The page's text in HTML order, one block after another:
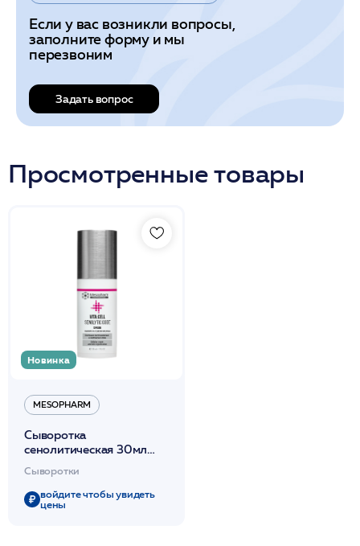
Если у вас возникли вопросы,
заполните форму и мы
перезвоним
Задать вопрос
Просмотренные товары
Новинка
MESOPHARM
Сыворотка
сенолитическая 30мл
CODE SERUM
/MESOPHARM
Сыворотки
войдите чтобы увидеть
цены